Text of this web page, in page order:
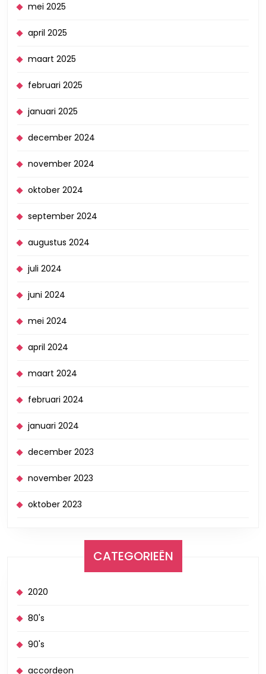
mei 2025
april 2025
maart 2025
februari 2025
januari 2025
december 2024
november 2024
oktober 2024
september 2024
augustus 2024
juli 2024
juni 2024
mei 2024
april 2024
maart 2024
februari 2024
januari 2024
december 2023
november 2023
oktober 2023
CATEGORIEËN
2020
80's
90's
accordeon